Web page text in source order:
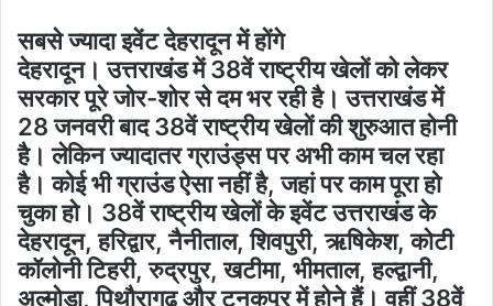
सबसे ज्यादा इवेंट देहरादून में होंगे
देहरादून। उत्तराखंड में 38वें राष्ट्रीय खेलों को लेकर
सरकार पूरे जोर-शोर से दम भर रही है। उत्तराखंड में
28 जनवरी बाद 38वें राष्ट्रीय खेलों की शुरुआत होनी
है। लेकिन ज्यादातर ग्राउंड्स पर अभी काम चल रहा
है। कोई भी ग्राउंड ऐसा नहीं है, जहां पर काम पूरा हो
चुका हो। 38वें राष्ट्रीय खेलों के इवेंट उत्तराखंड के
देहरादून, हरिद्वार, नैनीताल, शिवपुरी, ऋषिकेश, कोटी
कॉलोनी टिहरी, रुद्रपुर, खटीमा, भीमताल, हल्द्वानी,
अल्मोड़ा, पिथौरागढ़ और टनकपुर में होने हैं। वहीं 38वें